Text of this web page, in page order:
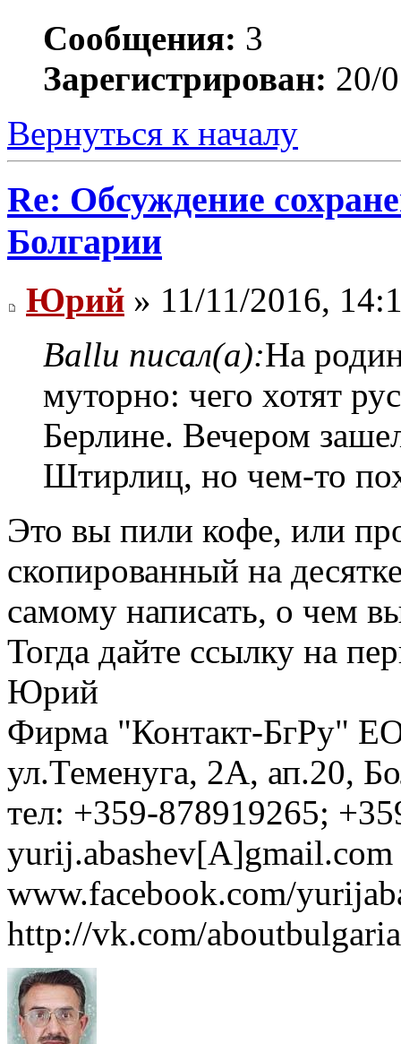
Сообщения: 3
Зарегистрирован: 20/
Вернуться к началу
Re: Обсуждение
Болгарии
Юрий » 11/11/2016,
Ballu писал(а):На
муторно: чего хотят
Берлине. Вечером
Штирлиц, но чем-то
Это вы пили кофе, или
скопированный на
самому написать, о чем
Тогда дайте ссылку на
Юрий
Фирма "Контакт-БгРу"
ул.Теменуга, 2А, ап.20,
тел: +359-878919265;
yurij.abashev[A]gmail.com
www.facebook.com/
http://vk.com/aboutbulgaria